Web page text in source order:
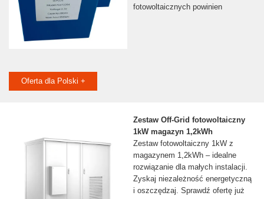
fotowoltaicznych powinien
Oferta dla Polski +
Zestaw Off-Grid fotowoltaiczny
1kW magazyn 1,2kWh
Zestaw fotowoltaiczny 1kW z
magazynem 1,2kWh – idealne
rozwiązanie dla małych instalacji.
Zyskaj niezależność energetyczną
i oszczędzaj. Sprawdź ofertę już